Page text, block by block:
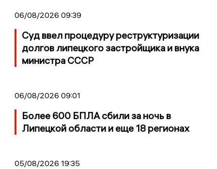
06/08/2026 09:39
Суд ввел процедуру реструктуризации
долгов липецкого застройщика и внука
министра СССР
06/08/2026 09:01
Более 600 БПЛА сбили за ночь в
Липецкой области и еще 18 регионах
05/08/2026 19:35